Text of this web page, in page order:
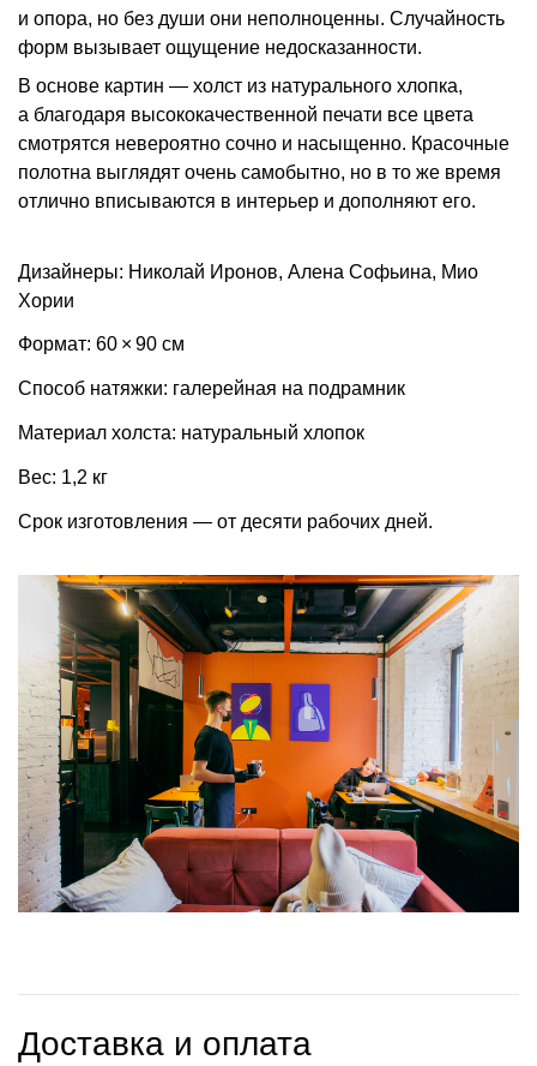
и опора, но без души они неполноценны. Случайность
форм вызывает ощущение недосказанности.
В основе картин — холст из натурального хлопка,
а благодаря высококачественной печати все цвета
смотрятся невероятно сочно и насыщенно. Красочные
полотна выглядят очень самобытно, но в то же время
отлично вписываются в интерьер и дополняют его.
Дизайнеры: Николай Иронов, Алена Софьина, Мио
Хории
Формат: 60 × 90 см
Способ натяжки: галерейная на подрамник
Материал холста: натуральный хлопок
Вес: 1,2 кг
Срок изготовления — от десяти рабочих дней.
Доставка и оплата